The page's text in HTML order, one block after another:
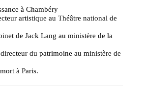
à Chambéry
artistique au Théâtre national de
de Jack Lang au ministère de la
du patrimoine au ministère de
mort à Paris.